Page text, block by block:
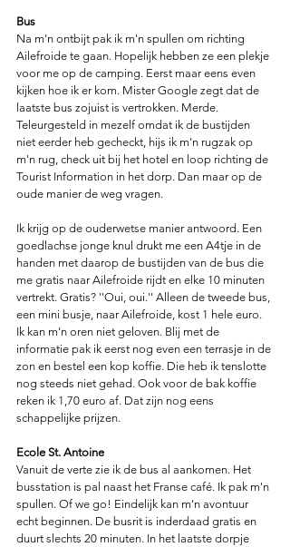
Bus
Na m'n ontbijt pak ik m'n spullen om richting
Ailefroide te gaan. Hopelijk hebben ze een plekje
voor me op de camping. Eerst maar eens even
kijken hoe ik er kom. Mister Google zegt dat de
laatste bus zojuist is vertrokken. Merde.
Teleurgesteld in mezelf omdat ik de bustijden
niet eerder heb gecheckt, hijs ik m'n rugzak op
m'n rug, check uit bij het hotel en loop richting de
Tourist Information in het dorp. Dan maar op de
oude manier de weg vragen.
Ik krijg op de ouderwetse manier antwoord. Een
goedlachse jonge knul drukt me een A4tje in de
handen met daarop de bustijden van de bus die
me gratis naar Ailefroide rijdt en elke 10 minuten
vertrekt. Gratis? ''Oui, oui.'' Alleen de tweede bus,
een mini busje, naar Ailefroide, kost 1 hele euro.
Ik kan m'n oren niet geloven. Blij met de
informatie pak ik eerst nog even een terrasje in de
zon en bestel een kop koffie. Die heb ik tenslotte
nog steeds niet gehad. Ook voor de bak koffie
reken ik 1,70 euro af. Dat zijn nog eens
schappelijke prijzen.
Ecole St. Antoine
Vanuit de verte zie ik de bus al aankomen. Het
busstation is pal naast het Franse café. Ik pak m'n
spullen. Of we go! Eindelijk kan m'n avontuur
echt beginnen. De busrit is inderdaad gratis en
duurt slechts 20 minuten. In het laatste dorpje